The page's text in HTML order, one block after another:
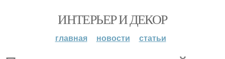
ИНТЕРЬЕР И ДЕКОР
главная новости статьи